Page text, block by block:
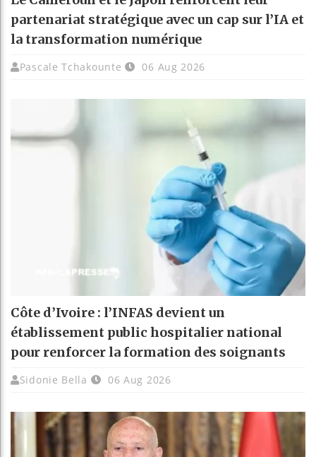
partenariat stratégique avec un cap sur l’IA et
la transformation numérique
Pascale Tchakounte 06 Aug 2026
Côte d’Ivoire : l’INFAS devient un
établissement public hospitalier national
pour renforcer la formation des soignants
Sidonie Bella 06 Aug 2026